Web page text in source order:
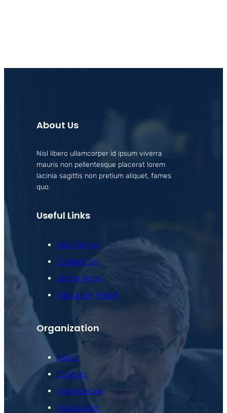
About Us
Nisl libero ullamcorper id ipsum viverra
mauris non pellentesque placerat lorem
lacinia sagittis non pretium aliquet, fames
quo.
Useful Links
Help Center
Contact Us
Online Form
Education Board
Organization
About
Courses
Appreciation
Association